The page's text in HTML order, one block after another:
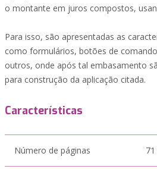
o montante em juros compostos,
Para isso, são apresentadas as
como formulários, botões de
outros, onde após tal embasamento
para construção da aplicação citada.
Características
Número de páginas 71